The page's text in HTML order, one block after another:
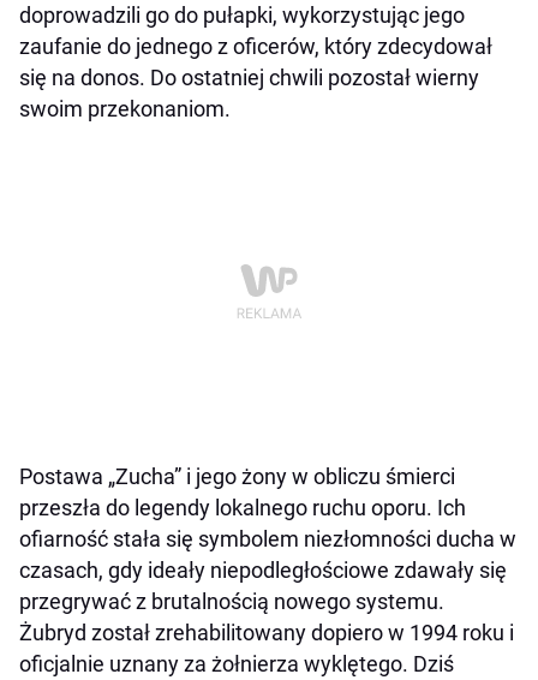
doprowadzili go do pułapki, wykorzystując jego
zaufanie do jednego z oficerów, który zdecydował
się na donos. Do ostatniej chwili pozostał wierny
swoim przekonaniom.
Postawa „Zucha” i jego żony w obliczu śmierci
przeszła do legendy lokalnego ruchu oporu. Ich
ofiarność stała się symbolem niezłomności ducha w
czasach, gdy ideały niepodległościowe zdawały się
przegrywać z brutalnością nowego systemu.
Żubryd został zrehabilitowany dopiero w 1994 roku i
oficjalnie uznany za żołnierza wyklętego. Dziś